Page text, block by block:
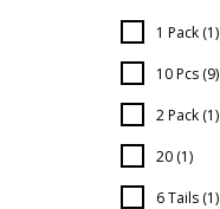
1 Pack (1)
10 Pcs (9)
2 Pack (1)
20 (1)
6 Tails (1)